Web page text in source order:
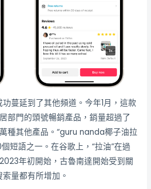
蔓延到了其他頻道。今年1月，這款
部門的頭號暢銷產品，銷量超過了
種其他產品。“guru nanda椰子油拉
短語之一。在谷歌上，“拉油”在過
年初開始，古魯南達開始受到關
索量都有所增加。